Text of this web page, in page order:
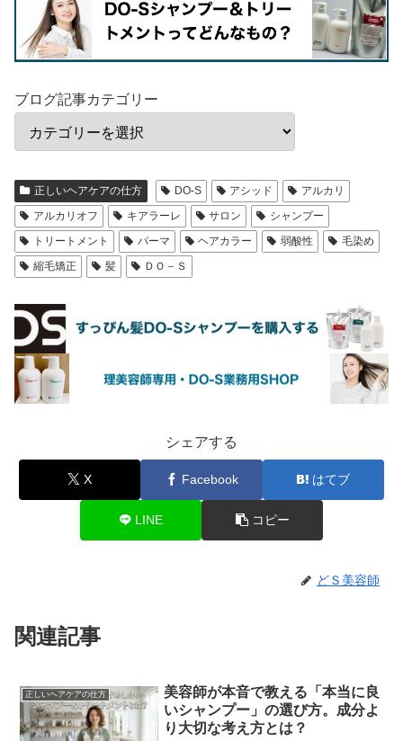
ブログ記事カテゴリー
正しいヘアケアの仕方 DO-S アシッド
アルカリ
アルカリオフ
キアラーレ サロン
シャンプー
トリートメント
パーマ ヘアカラー 弱酸性
毛染め
縮毛矯正
髪 ＤＯ－Ｓ
シェアする
X Facebook はてブ
LINE コピー
どＳ美容師
関連記事
正しいヘアケアの仕方
美容師が本音で教える「本当に良
いシャンプー」の選び方。成分よ
り大切な考え方とは？